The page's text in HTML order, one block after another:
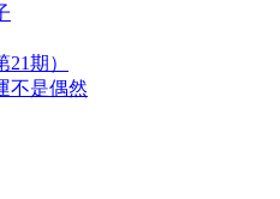
期）
不是偶然